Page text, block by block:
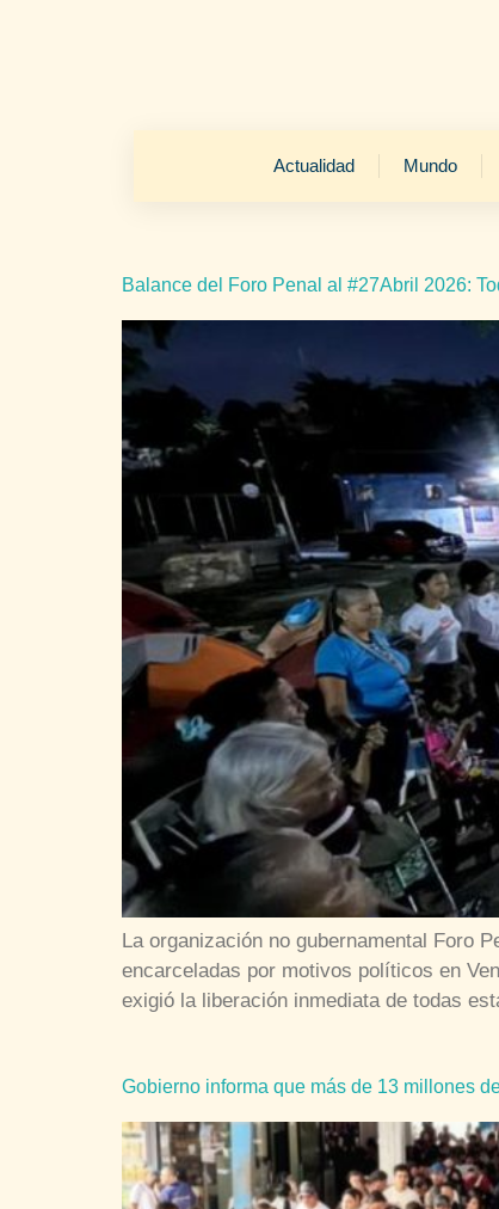
Actualidad Mundo
Balance del Foro Penal al #27Abril 2026:
La organización no gubernamental Foro
encarceladas por motivos políticos en
exigió la liberación inmediata de todas
Gobierno informa que más de 13 millones